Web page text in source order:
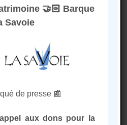
mars, un soir tous les
existent, à vous de
simple
🤝🏻 Barque
Savoie
de presse 📰
appel aux dons pour la